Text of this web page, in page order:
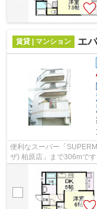
賃貸 | マンション エ
便利なスーパー「
ザ) 柏原店」まで306mで
きるので電車をよく使う